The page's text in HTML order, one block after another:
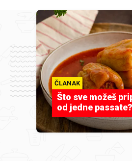
ČLANAK
Što sve možeš
od jedne passate?